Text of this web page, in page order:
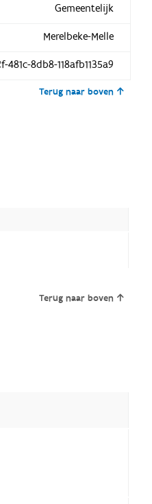
Gemeentelijk
Merelbeke-Melle
481c-8db8-118afb1135a9
Terug naar boven
Terug naar boven